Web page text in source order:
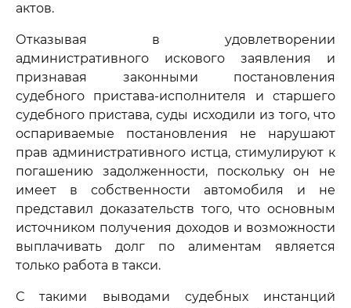
актов.
Отказывая в удовлетворении
административного искового заявления и
признавая законными постановления
судебного пристава-исполнителя и старшего
судебного пристава, суды исходили из того, что
оспариваемые постановления не нарушают
прав административного истца, стимулируют к
погашению задолженности, поскольку он не
имеет в собственности автомобиля и не
представил доказательств того, что основным
источником получения доходов и возможности
выплачивать долг по алиментам является
только работа в такси.
С такими выводами судебных инстанций